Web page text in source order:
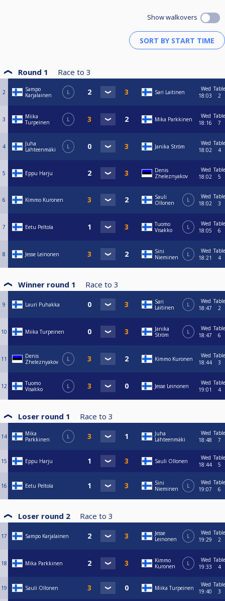
Show walkovers
Round 1 Race to 3
2
Sampo
Karjalainen
L Sari Laitinen
Wed
18:03
Table
2
3
Miika
Turpeinen
L Mika Parkkinen
Wed
18:16
Table
7
4
Juha
Lähteenmäki
L Janika Ström
Wed
18:02
Table
4
5 Eppu Harju
Denis
Zheleznyakov
Wed
18:02
Table
5
6 Kimmo Kuronen
Sauli
Ollonen
L
Wed
18:02
Table
3
7 Eetu Peltola
Tuomo
Visakko
L
Wed
18:05
Table
6
8 Jesse Leinonen
Sini
Nieminen
L
Wed
18:21
Table
4
Winner round 1 Race to 3
9 Lauri Puhakka
Sari
Laitinen
L
Wed
18:47
Table
2
10 Miika Turpeinen
Janika
Ström
L
Wed
18:47
Table
6
11
Denis
Zheleznyakov
L Kimmo Kuronen
Wed
18:44
Table
3
12
Tuomo
Visakko
L Jesse Leinonen
Wed
19:01
Table
4
Loser round 1 Race to 3
14
Mika
Parkkinen
L
Juha
Lähteenmäki
Wed
18:48
Table
7
15 Eppu Harju Sauli Ollonen
Wed
18:44
Table
5
16 Eetu Peltola
Sini
Nieminen
L
Wed
19:07
Table
6
Loser round 2 Race to 3
17 Sampo Karjalainen
Jesse
Leinonen
L
Wed
19:29
Table
2
18 Mika Parkkinen
Kimmo
Kuronen
L
Wed
19:33
Table
4
19 Sauli Ollonen Miika Turpeinen
Wed
19:40
Table
3